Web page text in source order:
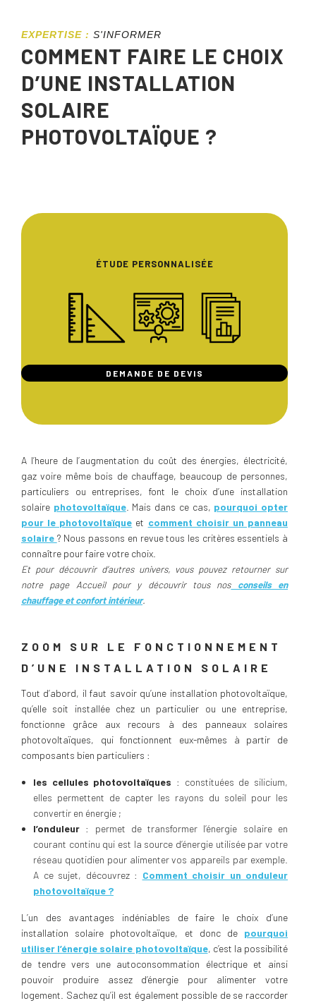
EXPERTISE : S'INFORMER
COMMENT FAIRE LE CHOIX
D’UNE INSTALLATION
SOLAIRE
PHOTOVOLTAÏQUE ?
ÉTUDE PERSONNALISÉE
DEMANDE DE DEVIS
A l’heure de l’augmentation du coût des énergies, électricité,
gaz voire même bois de chauffage, beaucoup de personnes,
particuliers ou entreprises, font le choix d’une installation
solaire photovoltaïque. Mais dans ce cas, pourquoi opter
pour le photovoltaïque et comment choisir un panneau
solaire ? Nous passons en revue tous les critères essentiels à
connaître pour faire votre choix.
Et pour découvrir d’autres univers, vous pouvez retourner sur
notre page Accueil pour y découvrir tous nosconseils en
chauffage et confort intérieur.
ZOOM SUR LE FONCTIONNEMENT
D’UNE INSTALLATION SOLAIRE
Tout d’abord, il faut savoir qu’une installation photovoltaïque,
qu’elle soit installée chez un particulier ou une entreprise,
fonctionne grâce aux recours à des panneaux solaires
photovoltaïques, qui fonctionnent eux-mêmes à partir de
composants bien particuliers :
les cellules photovoltaïques : constituées de silicium,
elles permettent de capter les rayons du soleil pour les
convertir en énergie ;
l’onduleur : permet de transformer l’énergie solaire en
courant continu qui est la source d’énergie utilisée par votre
réseau quotidien pour alimenter vos appareils par exemple.
A ce sujet, découvrez : Comment choisir un onduleur
photovoltaïque ?
L’un des avantages indéniables de faire le choix d’une
installation solaire photovoltaïque, et donc de pourquoi
utiliser l’énergie solaire photovoltaïque, c’est la possibilité
de tendre vers une autoconsommation électrique et ainsi
pouvoir produire assez d’énergie pour alimenter votre
logement. Sachez qu’il est également possible de se raccorder